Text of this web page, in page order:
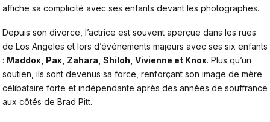
affiche sa complicité avec ses enfants devant les photographes.
Depuis son divorce, l’actrice est souvent aperçue dans les rues
de Los Angeles et lors d’événements majeurs avec ses six enfants
: Maddox, Pax, Zahara, Shiloh, Vivienne et Knox. Plus qu’un
soutien, ils sont devenus sa force, renforçant son image de mère
célibataire forte et indépendante après des années de souffrance
aux côtés de Brad Pitt.